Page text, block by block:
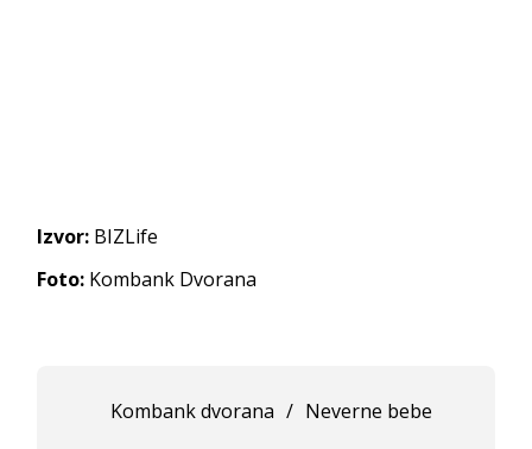
Izvor: BIZLife
Foto: Kombank Dvorana
Kombank dvorana / Neverne bebe